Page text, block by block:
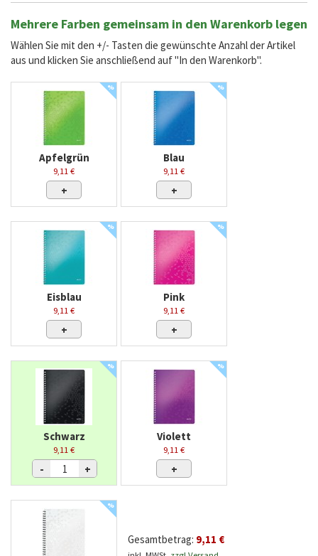
Mehrere Farben gemeinsam in den Warenkorb legen
Wählen Sie mit den +/- Tasten die gewünschte Anzahl der Artikel
aus und klicken Sie anschließend auf "In den Warenkorb".
%
Apfelgrün
9,11 €
+
%
Blau
9,11 €
+
%
Eisblau
9,11 €
+
%
Pink
9,11 €
+
%
Schwarz
9,11 €
- +
%
Violett
9,11 €
+
%
Gesamtbetrag: 9,11 €